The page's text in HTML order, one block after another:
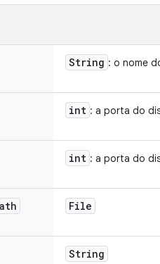
String : o nome
int : a porta do
int : a porta do
File
String